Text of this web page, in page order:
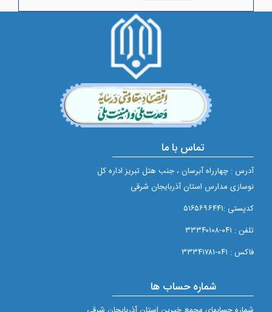
تماس با ما
آدرس : چهارراه آبرسان ، جنب هتل تبریز اداره کل
نوسازی مدارس استان آذربایجان شرقی
کدپستی :۵۱۶۵۶۹۶۴۴۱
تلفن : ۰۴۱-۳۳۳۴۰۱۰۸
فاکس : ۰۴۱-۳۳۳۴۱۷۸۱
شماره حساب ها